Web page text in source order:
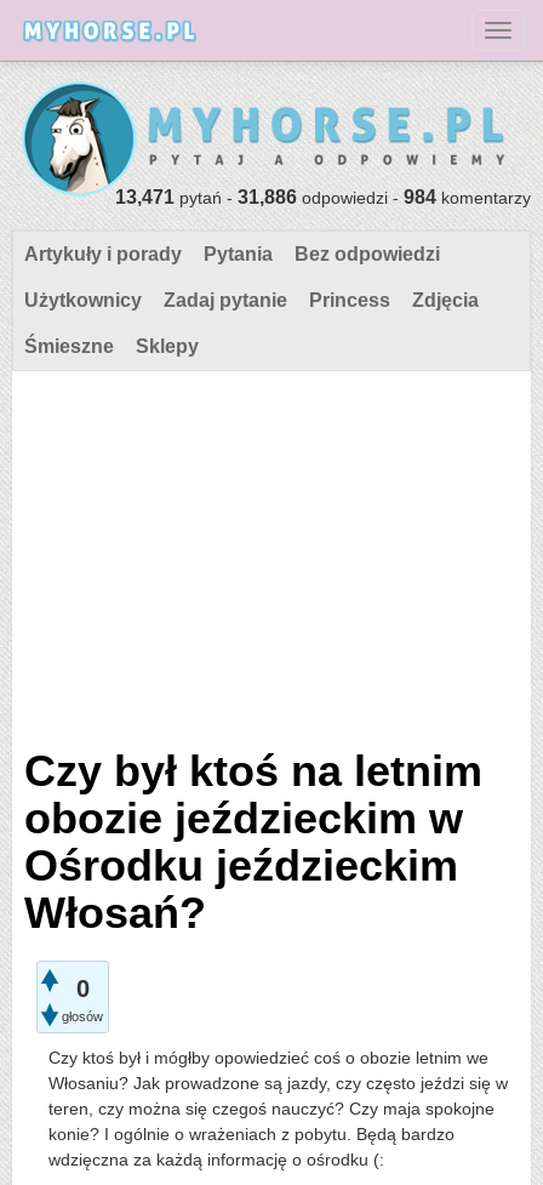
13,471pytań -31,886odpowiedzi -984komentarzy
Artykuły i porady Pytania Bez odpowiedzi
Użytkownicy Zadaj pytanie Princess Zdjęcia
Śmieszne Sklepy
Czy był ktoś na letnim
obozie jeździeckim w
Ośrodku jeździeckim
Włosań?
0
głosów
Czy ktoś był i mógłby opowiedzieć coś o obozie letnim we
Włosaniu? Jak prowadzone są jazdy, czy często jeździ się w
teren, czy można się czegoś nauczyć? Czy maja spokojne
konie? I ogólnie o wrażeniach z pobytu. Będą bardzo
wdzięczna za każdą informację o ośrodku (: